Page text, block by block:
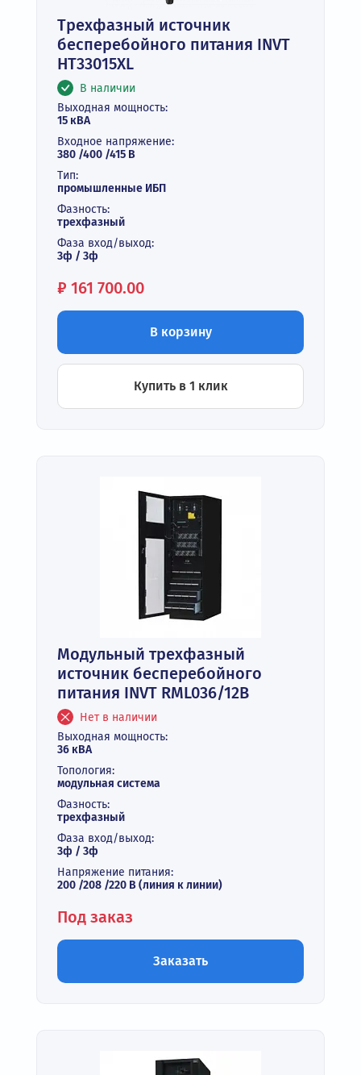
Трехфазный источник
бесперебойного питания INVT
HT33015XL
В наличии
Выходная мощность:
15 кВА
Входное напряжение:
380 /400 /415 В
Тип:
промышленные ИБП
Фазность:
трехфазный
Фаза вход/выход:
3ф / 3ф
Цена:
₽ 161 700.00
В корзину
Купить в 1 клик
Модульный трехфазный
источник бесперебойного
питания INVT RML036/12B
Нет в наличии
Выходная мощность:
36 кВА
Топология:
модульная система
Фазность:
трехфазный
Фаза вход/выход:
3ф / 3ф
Напряжение питания:
200 /208 /220 В (линия к линии)
Под заказ
Заказать